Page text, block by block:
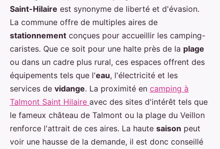
Saint-Hilaire est synonyme de liberté et d'évasion.
La commune offre de multiples aires de
stationnement conçues pour accueillir les camping-
caristes. Que ce soit pour une halte près de la plage
ou dans un cadre plus rural, ces espaces offrent des
équipements tels que l'eau, l'électricité et les
services de vidange. La proximité en camping à
Talmont Saint Hilaire avec des sites d'intérêt tels que
le fameux château de Talmont ou la plage du Veillon
renforce l'attrait de ces aires. La haute saison peut
voir une hausse de la demande, il est donc conseillé